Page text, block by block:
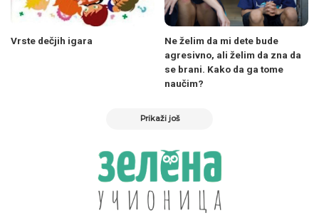
Vrste dečjih igara
Ne želim da mi dete bude
agresivno, ali želim da zna da
se brani. Kako da ga tome
naučim?
Prikaži još